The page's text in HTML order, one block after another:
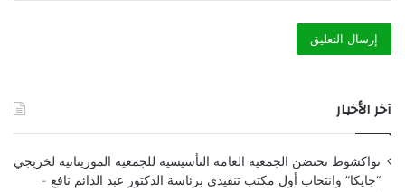
آخر الأخبار
نواكشوط تحتضن الجمعية العامة التأسيسية للجمعية الموريتانية لخريجي
“جايكا” وانتخاب أول مكتب تنفيذي برئاسة الدكتور عبد الدائم نافع